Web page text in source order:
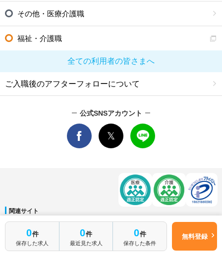
0件
保存した求人
0件
最近見た求人
0件
保存した条件
無料登録
その他・医療介護職
福祉・介護職
全ての利用者の皆さまへ
ご入職後のアフターフォローについて
公式SNSアカウント
無料転職サポートに申し込む
はじめて転職
関連サイト
マイナビDOCTOR│マイナビ看護師│マイナビ薬剤師│マイナビ保育士
運営会社
会社概要│ ご利用規約 個人情報保護方針 サイトマップ│お問い合わせ